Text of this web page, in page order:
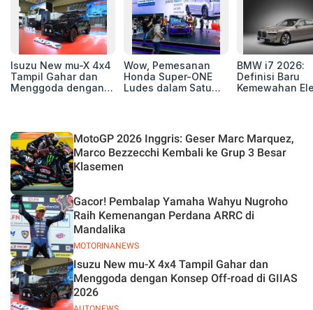
Isuzu New mu-X 4x4
Tampil Gahar dan
Menggoda dengan
Wow, Pemesanan
Honda Super-ONE
Ludes dalam Satu
BMW i7 2026:
Definisi Baru
Kemewahan
MotoGP 2026 Inggris: Geser Marc Marquez,
Marco Bezzecchi Kembali ke Grup 3 Besar
Klasemen
MOTORINANEWS
Gacor! Pembalap Yamaha Wahyu Nugroho
Raih Kemenangan Perdana ARRC di
Mandalika
Isuzu New mu-X 4x4 Tampil Gahar dan
Menggoda dengan Konsep Off-road di GIIAS
2026